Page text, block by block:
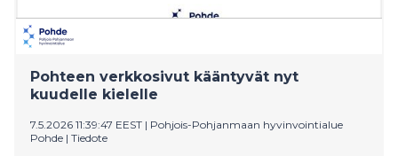
Pohteen verkkosivut kääntyvät nyt
kuudelle kielelle
7.5.2026 11:39:47 EEST | Pohjois-Pohjanmaan hyvinvointialue
Pohde | Tiedote